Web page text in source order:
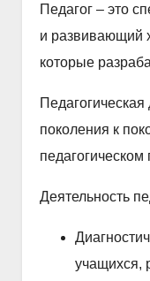
Педагог – это
и развивающий
которые
поколения к
Деятельность
учащихся,